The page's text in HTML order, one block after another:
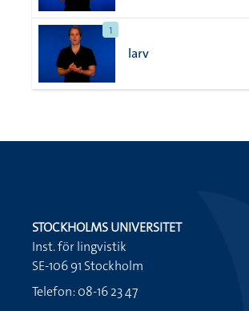
1
larv
STOCKHOLMS UNIVERSITET
Inst. för lingvistik
SE-106 91 Stockholm
Telefon: 08-16 23 47